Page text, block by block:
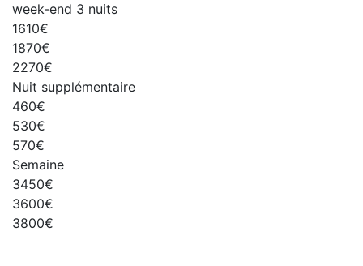
week-end 3 nuits
1610€
1870€
2270€
Nuit supplémentaire
460€
530€
570€
Semaine
3450€
3600€
3800€